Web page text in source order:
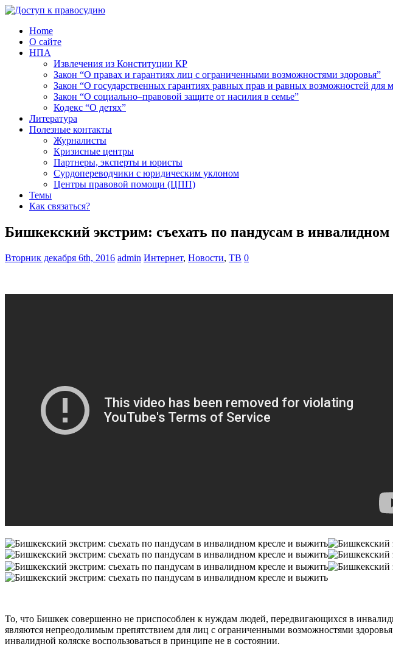
Home
О сайте
НПА
Извлечения из Конституции КР
Закон “О правах и гарантиях лиц с ограниченными возможностями здоровья”
Закон “О государственных гарантиях равных прав и равных возможностей
Закон “О социально–правовой защите от насилия в семье”
Кодекс “О детях”
Литература
Полезные контакты
Журналисты
Кризисные центры
Партнеры, эксперты и юристы
Сурдопереводчики с юридическим уклоном
Центры правовой помощи (ЦПП)
Темы
Как связаться?
Бишкекский экстрим: съехать по пандусам в
Вторник декабря 6th, 2016 admin Интернет, Новости, ТВ 0
То, что Бишкек совершенно не приспособлен к нуждам людей, передвигающихся в
являются непреодолимым препятствием для лиц с ограниченными возможностями
инвалидной коляске воспользоваться в принципе не в состоянии.